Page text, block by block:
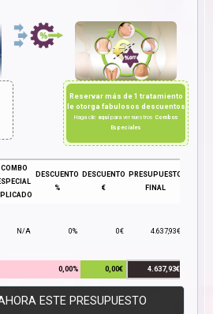
Reservar más de 1 tratamiento
le otorga fabulosos descuentos
Haga clic aquípara ver nuestros Combos
Especiales
COMBO
DESCUENTO
%
DESCUENTO
€
PRESUPUESTO
FINAL
N/A 0% 0€ 4.637,93€
0,00% 0,00€ 4.637,93€
ESTE PRESUPUESTO